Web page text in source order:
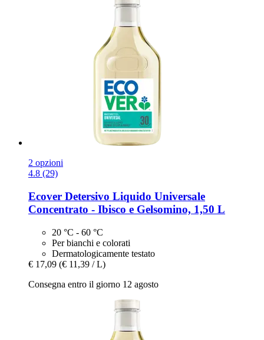
2 opzioni
4.8 (29)
Ecover Detersivo Liquido Universale
Concentrato -​ Ibisco e Gelsomino, 1,50 L
20 °C - 60 °C
Per bianchi e colorati
Dermatologicamente testato
€ 17,09 (€ 11,39 / L)
Consegna entro il giorno 12 agosto